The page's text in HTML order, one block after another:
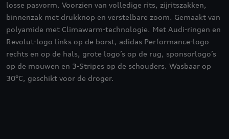
losse pasvorm. Voorzien van volledige rits, zijritszakken,
binnenzak met drukknop en verstelbare zoom. Gemaakt van
polyamide met Climawarm-technologie. Met Audi-ringen en
Revolut-logo links op de borst, adidas Performance-logo
rechts en op de hals, grote logo’s op de rug, sponsorlogo’s
op de mouwen en 3-Stripes op de schouders. Wasbaar op
30°C, geschikt voor de droger.